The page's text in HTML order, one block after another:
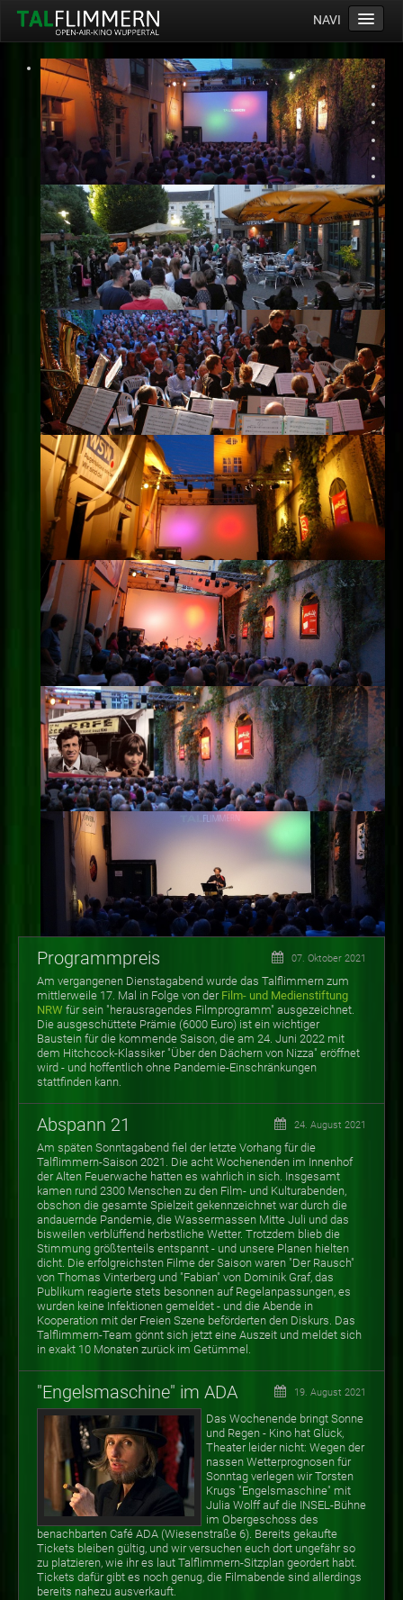
NAVI
Home
Programm
Service
Ticketinfos
Ort
Anreise
Wetter
Kinogutschein
Konzept
Archiv
Kontakt
Impressum
Datenschutz
Programmpreis 07. Oktober 2021
Am vergangenen Dienstagabend wurde das Talflimmern zum
mittlerweile 17. Mal in Folge von der Film- und Medienstiftung
NRW für sein "herausragendes Filmprogramm" ausgezeichnet.
Die ausgeschüttete Prämie (6000 Euro) ist ein wichtiger
Baustein für die kommende Saison, die am 24. Juni 2022 mit
dem Hitchcock-Klassiker "Über den Dächern von Nizza" eröffnet
wird - und hoffentlich ohne Pandemie-Einschränkungen
stattfinden kann.
Abspann 21 24. August 2021
Am späten Sonntagabend fiel der letzte Vorhang für die
Talflimmern-Saison 2021. Die acht Wochenenden im Innenhof
der Alten Feuerwache hatten es wahrlich in sich. Insgesamt
kamen rund 2300 Menschen zu den Film- und Kulturabenden,
obschon die gesamte Spielzeit gekennzeichnet war durch die
andauernde Pandemie, die Wassermassen Mitte Juli und das
bisweilen verblüffend herbstliche Wetter. Trotzdem blieb die
Stimmung größtenteils entspannt - und unsere Planen hielten
dicht. Die erfolgreichsten Filme der Saison waren "Der Rausch"
von Thomas Vinterberg und "Fabian" von Dominik Graf, das
Publikum reagierte stets besonnen auf Regelanpassungen, es
wurden keine Infektionen gemeldet - und die Abende in
Kooperation mit der Freien Szene beförderten den Diskurs. Das
Talflimmern-Team gönnt sich jetzt eine Auszeit und meldet sich
in exakt 10 Monaten zurück im Getümmel.
"Engelsmaschine" im ADA 19. August 2021
Das Wochenende bringt Sonne
und Regen - Kino hat Glück,
Theater leider nicht: Wegen der
nassen Wetterprognosen für
Sonntag verlegen wir Torsten
Krugs "Engelsmaschine" mit
Julia Wolff auf die INSEL-Bühne
im Obergeschoss des
benachbarten Café ADA (Wiesenstraße 6). Bereits gekaufte
Tickets bleiben gültig, und wir versuchen euch dort ungefähr so
zu platzieren, wie ihr es laut Talflimmern-Sitzplan geordert habt.
Tickets dafür gibt es noch genug, die Filmabende sind allerdings
bereits nahezu ausverkauft.